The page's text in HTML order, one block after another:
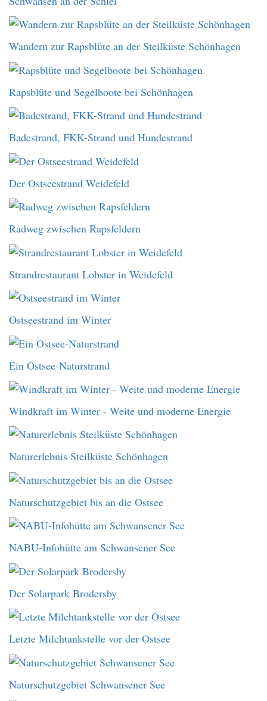
Wandern zur Rapsblüte an der Steilküste Schönhagen
Rapsblüte und Segelboote bei Schönhagen
Badestrand, FKK-Strand und Hundestrand
Der Ostseestrand Weidefeld
Radweg zwischen Rapsfeldern
Strandrestaurant Lobster in Weidefeld
Ostseestrand im Winter
Ein Ostsee-Naturstrand
Windkraft im Winter - Weite und moderne Energie
Naturerlebnis Steilküste Schönhagen
Naturschutzgebiet bis an die Ostsee
NABU-Infohütte am Schwansener See
Der Solarpark Brodersby
Letzte Milchtankstelle vor der Ostsee
Naturschutzgebiet Schwansener See